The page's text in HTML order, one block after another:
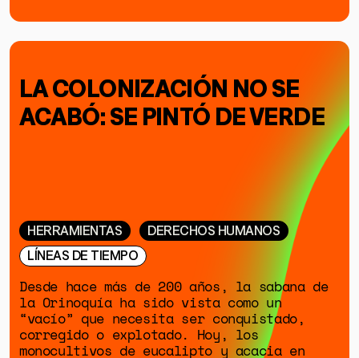
LA COLONIZACIÓN NO SE
ACABÓ: SE PINTÓ DE VERDE
HERRAMIENTAS
DERECHOS HUMANOS
LÍNEAS DE TIEMPO
Desde hace más de 200 años, la sabana de
la Orinoquía ha sido vista como un
“vacío” que necesita ser conquistado,
corregido o explotado. Hoy, los
monocultivos de eucalipto y acacia en